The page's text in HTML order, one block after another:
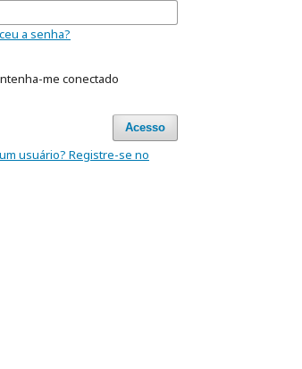
a senha?
me conectado
Acesso
usuário? Registre-se no